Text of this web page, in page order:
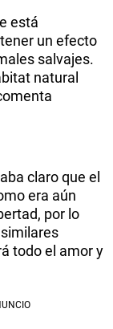
está
un efecto
salvajes.
natural
claro que el
era aún
por lo
todo el amor y